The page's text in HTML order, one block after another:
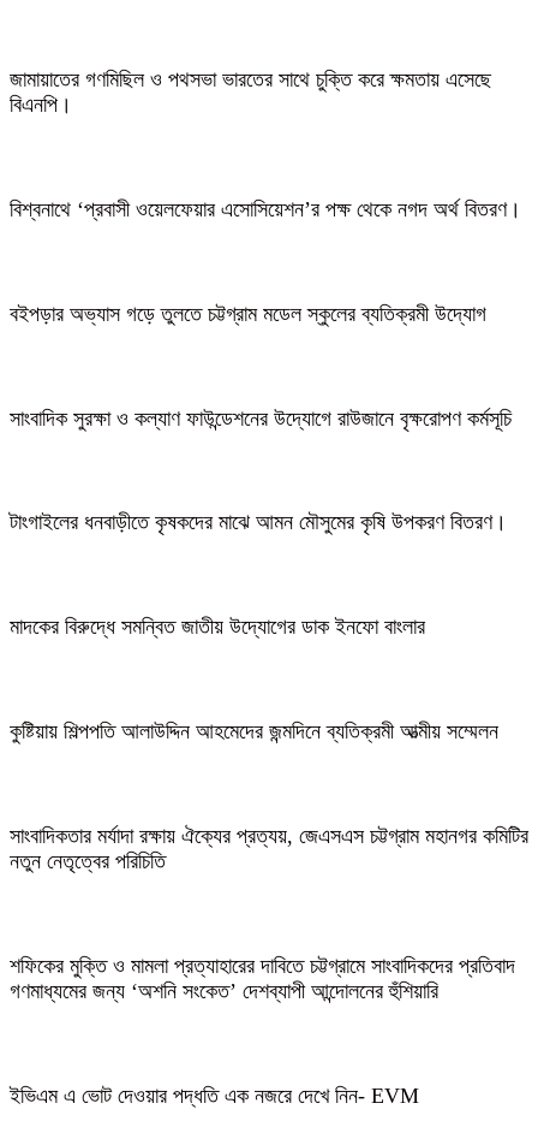
জামায়াতের গণমিছিল ও পথসভা ভারতের সাথে চুক্তি করে ক্ষমতায় এসেছে
বিএনপি।
বিশ্বনাথে ‘প্রবাসী ওয়েলফেয়ার এসোসিয়েশন’র পক্ষ থেকে নগদ অর্থ বিতরণ।
বইপড়ার অভ্যাস গড়ে তুলতে চট্টগ্রাম মডেল স্কুলের ব্যতিক্রমী উদ্যোগ
সাংবাদিক সুরক্ষা ও কল্যাণ ফাউন্ডেশনের উদ্যোগে রাউজানে বৃক্ষরোপণ কর্মসূচি
টাংগাইলের ধনবাড়ীতে কৃষকদের মাঝে আমন মৌসুমের কৃষি উপকরণ বিতরণ।
মাদকের বিরুদ্ধে সমন্বিত জাতীয় উদ্যোগের ডাক ইনফো বাংলার
কুষ্টিয়ায় শিল্পপতি আলাউদ্দিন আহমেদের জন্মদিনে ব্যতিক্রমী আত্মীয় সম্মেলন
সাংবাদিকতার মর্যাদা রক্ষায় ঐক্যের প্রত্যয়, জেএসএস চট্টগ্রাম মহানগর কমিটির
নতুন নেতৃত্বের পরিচিতি
শফিকের মুক্তি ও মামলা প্রত্যাহারের দাবিতে চট্টগ্রামে সাংবাদিকদের প্রতিবাদ
গণমাধ্যমের জন্য ‘অশনি সংকেত’ দেশব্যাপী আন্দোলনের হুঁশিয়ারি
ইভিএম এ ভোট দেওয়ার পদ্ধতি এক নজরে দেখে নিন- EVM